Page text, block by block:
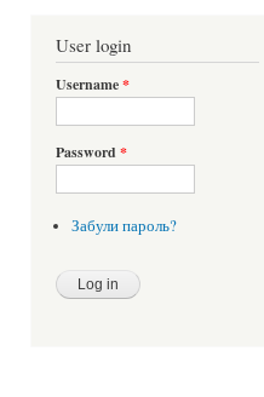
User login
Username*
Password *
Забули пароль?